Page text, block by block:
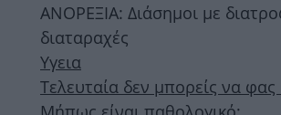
ΑΝΟΡΕΞΙΑ: Διάσημοι με
διαταραχές
Υγεια
Τελευταία δεν μπορείς να φας